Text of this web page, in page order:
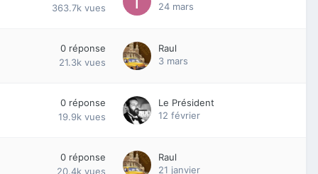
363.7k vues
24 mars
0 réponse
21.3k vues
Raul
3 mars
0 réponse
19.9k vues
Le Président
12 février
0 réponse
20.4k vues
Raul
21 janvier